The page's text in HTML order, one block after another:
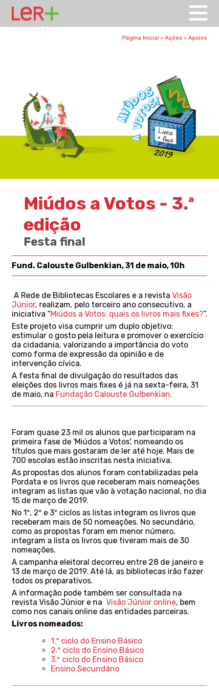
Página Inicial > Ações > Apoios
Miúdos a Votos - 3.ª
edição
Festa final
Fund. Calouste Gulbenkian, 31 de maio, 10h
A Rede de Bibliotecas Escolares e a revista Visão
Júnior, realizam, pelo terceiro ano consecutivo, a
iniciativa “Miúdos a Votos: quais os livros mais fixes?”.
Este projeto visa cumprir um duplo objetivo:
estimular o gosto pela leitura e promover o exercício
da cidadania, valorizando a importância do voto
como forma de expressão da opinião e de
intervenção cívica.
A festa final de divulgação do resultados das
eleições dos livros mais fixes é já na sexta-feira, 31
de maio, na Fundação Calouste Gulbenkian.
Foram quase 23 mil os alunos que participaram na
primeira fase de 'Miúdos a Votos', nomeando os
títulos que mais gostaram de ler até hoje. Mais de
700 escolas estão inscritas nesta iniciativa.
As propostas dos alunos foram contabilizadas pela
Pordata e os livros que receberam mais nomeações
integram as listas que vão à votação nacional, no dia
15 de março de 2019.
No 1º, 2º e 3º ciclos as listas integram os livros que
receberam mais de 50 nomeações. No secundário,
como as propostas foram em menor número,
integram a lista os livros que tiveram mais de 30
nomeações.
A campanha eleitoral decorreu entre 28 de janeiro e
13 de março de 2019. Até lá, as bibliotecas irão fazer
todos os preparativos.
A informação pode também ser consultada na
revista Visão Júnior e na Visão Júnior online, bem
como nos canais online das entidades parceiras.
Livros nomeados:
1.º ciclo do Ensino Básico
2.º ciclo do Ensino Básico
3.º ciclo do Ensino Básico
Ensino Secundário